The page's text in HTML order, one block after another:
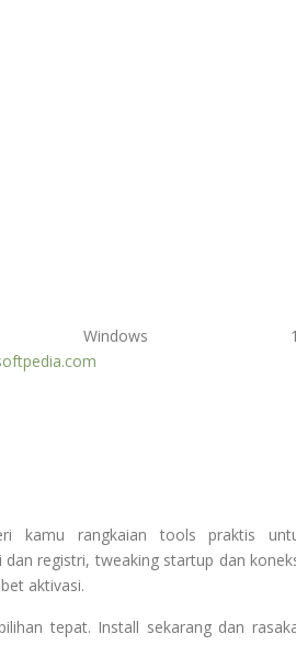
Windows
kamu rangkaian tools praktis
registri, tweaking startup dan
aktivasi.
tepat. Install sekarang dan